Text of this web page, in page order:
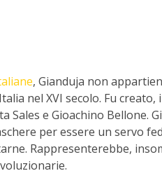
, Gianduja non
nel XVI secolo. Fu creato,
e Gioachino Bellone.
per essere un servo
Rappresenterebbe,